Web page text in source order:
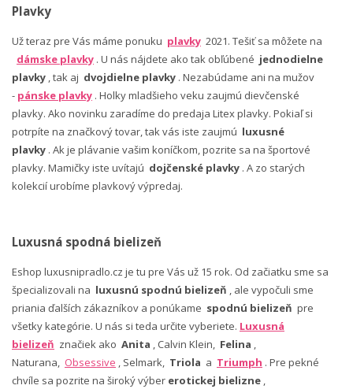
Plavky
Už teraz pre Vás máme ponuku plavky 2021. Tešiť sa môžete na
dámske plavky . U nás nájdete ako tak obľúbené jednodielne
plavky , tak aj dvojdielne plavky . Nezabúdame ani na mužov
- pánske plavky . Holky mladšieho veku zaujmú dievčenské
plavky. Ako novinku zaradíme do predaja Litex plavky. Pokiaľ si
potrpíte na značkový tovar, tak vás iste zaujmú luxusné
plavky . Ak je plávanie vašim koníčkom, pozrite sa na športové
plavky. Mamičky iste uvítajú dojčenské plavky . A zo starých
kolekcií urobíme plavkový výpredaj.
Luxusná spodná bielizeň
Eshop luxusnipradlo.cz je tu pre Vás už 15 rok. Od začiatku sme sa
špecializovali na luxusnú spodnú bielizeň , ale vypočuli sme
priania ďalších zákazníkov a ponúkame spodnú bielizeň pre
všetky kategórie. U nás si teda určite vyberiete. Luxusná
bielizeň značiek ako Anita , Calvin Klein, Felina ,
Naturana, Obsessive , Selmark, Triola a Triumph . Pre pekné
chvíle sa pozrite na široký výber erotickej bielizne ,